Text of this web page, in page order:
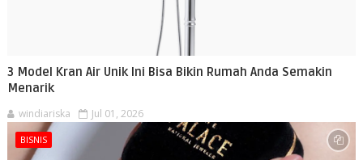
3 Model Kran Air Unik Ini Bisa Bikin Rumah Anda Semakin
Menarik
windiariska Jul 01, 2026
BISNIS